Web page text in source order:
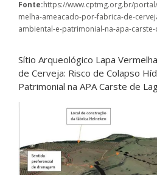
Fonte:https://www.cptmg.org.br/
melha-ameacado-por-fabrica-de-
ambiental-e-patrimonial-na-apa-
Sítio Arqueológico Lapa
de Cerveja: Risco de Colapso
Patrimonial na APA Carste de